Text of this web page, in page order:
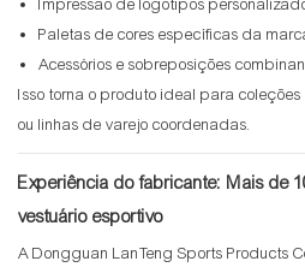
Impressão de logotipos
Paletas de cores específicas da
Acessórios e sobreposições
Isso torna o produto ideal para
ou linhas de varejo coordenadas.
Experiência do fabricante: Mais de
vestuário esportivo
A Dongguan LanTeng Sports Products